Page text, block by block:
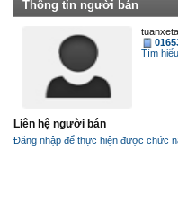
Thông tin người bán
Tìm
Liên hệ người bán
Đăng nhập để thực hiện được chức